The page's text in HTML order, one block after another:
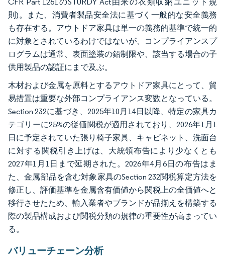
則)。また、消費者製品安全法に基づく一般的な安全義務
も存在する。アウトドア家具は単一の義務的基準で統一的
に対象とされているわけではないが、コンプライアンスプ
ログラムは通常、表面塗装の鉛制限や、該当する場合の子
供用製品の認証にまで及ぶ。
木材および金属を原料とするアウトドア家具にとって、貿
易措置は重要な外部コンプライアンス変数となっている。
Section 232に基づき、2025年10月14日以降、特定の家具カ
テゴリーに25%の従価関税が適用されており、2026年1月1
日に予定されていた張り椅子家具、キャビネット、洗面台
に対する関税引き上げは、大統領布告により少なくとも
2027年1月1日まで延期された。2026年4月6日の布告はま
た、金属部品を含む対象家具のSection 232関税算定方法を
修正し、評価基準を金属含有価値から関税上の全価値へと
移行させたため、輸入業者やブランドが品揃えを構築する
際の製品構成および関税分類の規律の重要性が高まってい
る。
バリューチェーン分析